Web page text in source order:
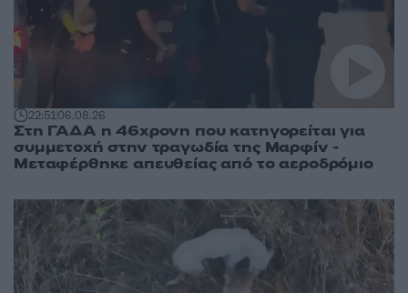
22:5106.08.26
Στη ΓΑΔΑ η 46χρονη που κατηγορείται για
συμμετοχή στην τραγωδία της Μαρφίν -
Μεταφέρθηκε απευθείας από το αεροδρόμιο